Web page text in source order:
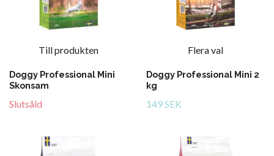
Till produkten
Doggy Professional Mini
Skonsam
Slutsåld
Flera val
Doggy Professional Mini 2
kg
149 SEK